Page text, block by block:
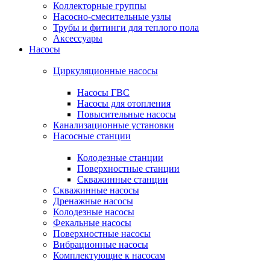
Коллекторные группы
Насосно-смесительные узлы
Трубы и фитинги для теплого пола
Аксессуары
Насосы
Циркуляционные насосы
Насосы ГВС
Насосы для отопления
Повысительные насосы
Канализационные установки
Насосные станции
Колодезные станции
Поверхностные станции
Скважинные станции
Скважинные насосы
Дренажные насосы
Колодезные насосы
Фекальные насосы
Поверхностные насосы
Вибрационные насосы
Комплектующие к насосам